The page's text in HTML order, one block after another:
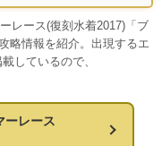
レース(復刻水着2017)「ブ
略情報を紹介。出現するエ
しているので、
ーレース